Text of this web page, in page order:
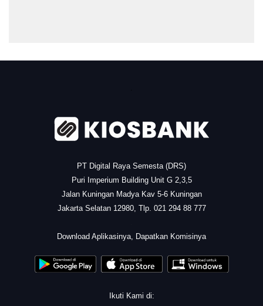
PT Digital Raya Semesta (DRS)
Puri Imperium Building Unit G 2,3,5
Jalan Kuningan Madya Kav 5-6 Kuningan
Jakarta Selatan 12980, Tlp. 021 294 88 777
Download Aplikasinya, Dapatkan Komisinya
Ikuti Kami di: